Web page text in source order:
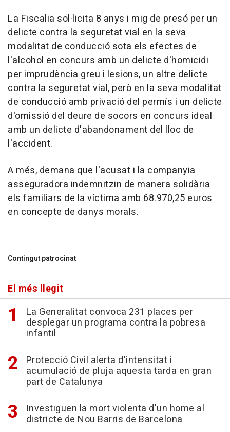
La Fiscalia sol·licita 8 anys i mig de presó per un
delicte contra la seguretat vial en la seva
modalitat de conducció sota els efectes de
l'alcohol en concurs amb un delicte d'homicidi
per imprudència greu i lesions, un altre delicte
contra la seguretat vial, però en la seva modalitat
de conducció amb privació del permís i un delicte
d'omissió del deure de socors en concurs ideal
amb un delicte d'abandonament del lloc de
l'accident.
A més, demana que l'acusat i la companyia
asseguradora indemnitzin de manera solidària
els familiars de la víctima amb 68.970,25 euros
en concepte de danys morals.
Contingut patrocinat
El més llegit
La Generalitat convoca 231 places per
desplegar un programa contra la pobresa
infantil
Protecció Civil alerta d'intensitat i
acumulació de pluja aquesta tarda en gran
part de Catalunya
Investiguen la mort violenta d'un home al
districte de Nou Barris de Barcelona